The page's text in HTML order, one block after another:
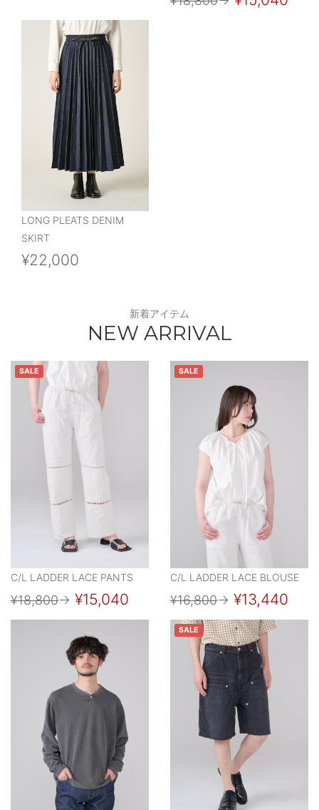
LONG PLEATS DENIM
SKIRT
¥22,000
新着アイテム
NEW ARRIVAL
SALE
C/L LADDER LACE PANTS
¥18,800→ ¥15,040
SALE
C/L LADDER LACE BLOUSE
¥16,800→ ¥13,440
SALE